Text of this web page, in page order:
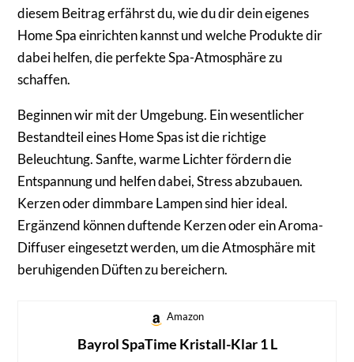
diesem Beitrag erfährst du, wie du dir dein eigenes
Home Spa einrichten kannst und welche Produkte dir
dabei helfen, die perfekte Spa-Atmosphäre zu
schaffen.
Beginnen wir mit der Umgebung. Ein wesentlicher
Bestandteil eines Home Spas ist die richtige
Beleuchtung. Sanfte, warme Lichter fördern die
Entspannung und helfen dabei, Stress abzubauen.
Kerzen oder dimmbare Lampen sind hier ideal.
Ergänzend können duftende Kerzen oder ein Aroma-
Diffuser eingesetzt werden, um die Atmosphäre mit
beruhigenden Düften zu bereichern.
Amazon
Bayrol SpaTime Kristall-Klar 1 L